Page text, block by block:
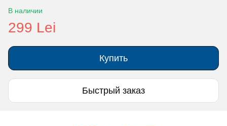
В наличии
299 Lei
Купить
Быстрый заказ